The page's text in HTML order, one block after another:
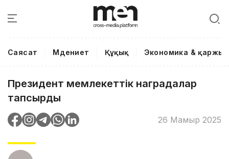
Саясат Мәдениет Құқық Экономика & қаржы
Президент мемлекеттік наградалар
тапсырды
26 Мамыр 2025